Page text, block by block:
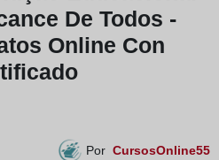
De Todos -
Online Con
Por CursosOnline55